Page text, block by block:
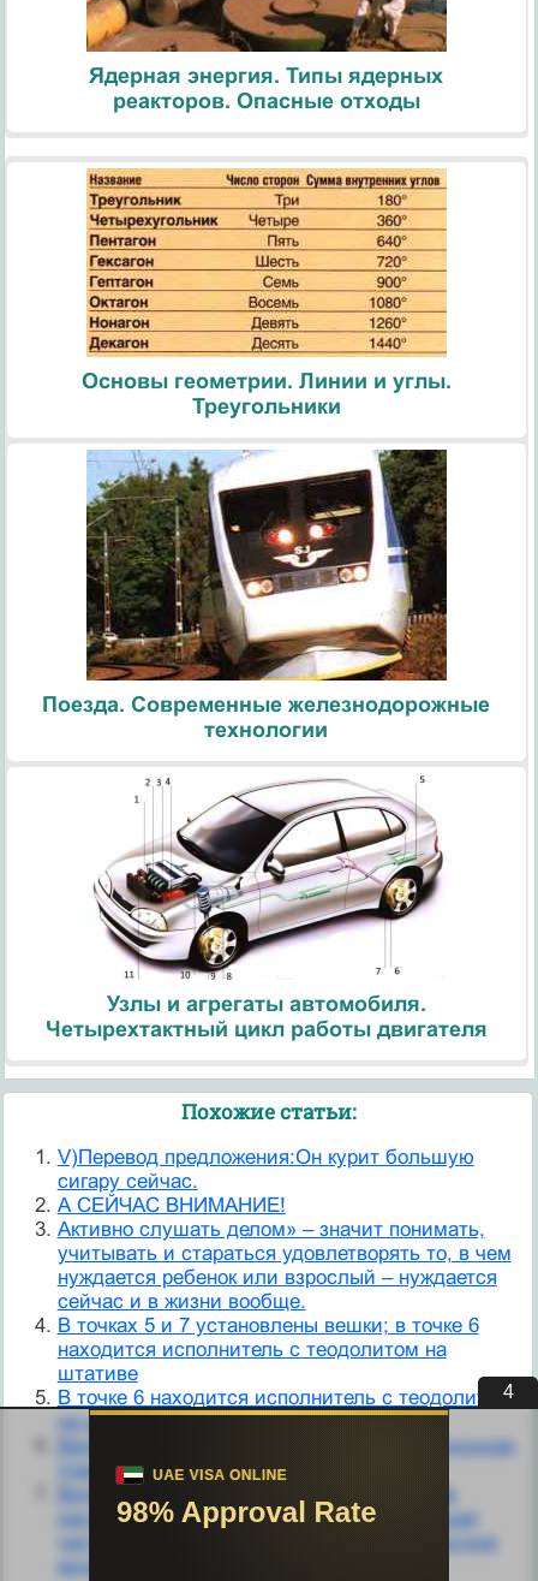
Ядерная энергия. Типы ядерных
реакторов. Опасные отходы
Основы геометрии. Линии и углы.
Треугольники
Поезда. Современные железнодорожные
технологии
Узлы и агрегаты автомобиля.
Четырехтактный цикл работы двигателя
Похожие статьи:
V)Перевод предложения:Он курит большую
сигару сейчас.
А СЕЙЧАС ВНИМАНИЕ!
Активно слушать делом» – значит понимать,
учитывать и стараться удовлетворять то, в чем
нуждается ребенок или взрослый – нуждается
сейчас и в жизни вообще.
В точках 5 и 7 установлены вешки; в точке 6
находится исполнитель с теодолитом на
штативе
В точке 6 находится исполнитель с теодолитом
на штативе
Великобритания — старейшая конституционная
{парламентар­ная) монархия в мире.
Вино. Более 96 % чешских виноградников
расположена в Южной Моравии, небольшая
часть находится в Богемии. Поэтому чешское
вино обычно называется моравским.
3